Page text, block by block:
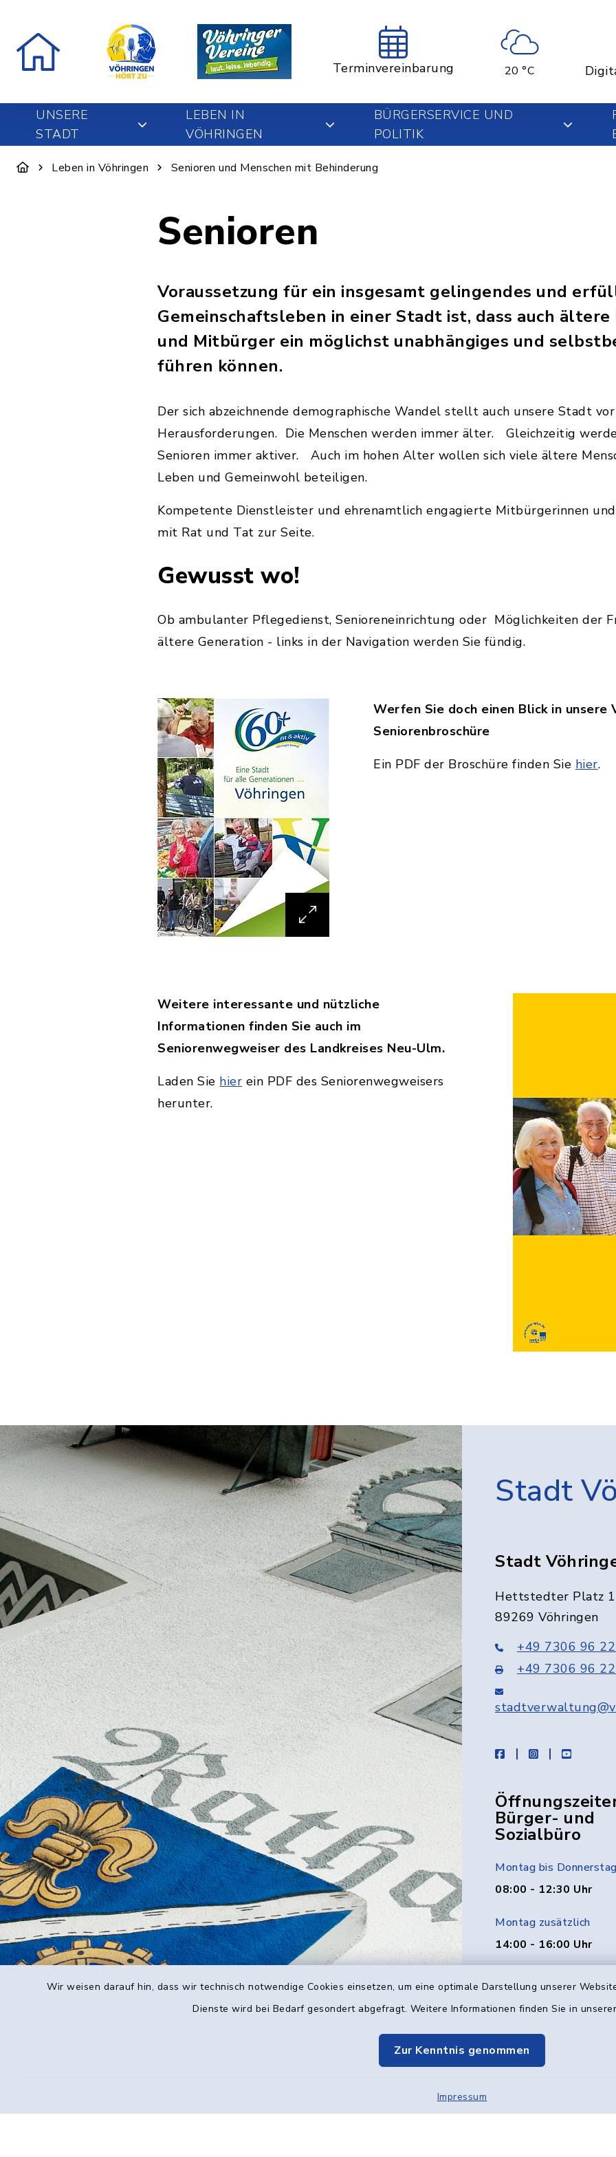
Wir weisen darauf hin, dass wir technisch notwendige Cookies einsetzen, um eine optimale Darstellung unserer
Dienste wird bei Bedarf gesondert abgefragt. Weitere Informationen finden Sie in
Zur Kenntnis genommen
Impressum
Terminvereinbarung 20 °C
UNSERE
STADT
LEBEN IN
VÖHRINGEN
BÜRGERSERVICE UND
POLITIK
Leben in Vöhringen Senioren und Menschen mit Behinderung
Senioren
Voraussetzung für ein insgesamt gelingendes und
Gemeinschaftsleben in einer Stadt ist, dass auch
und Mitbürger ein möglichst unabhängiges und
führen können.
Der sich abzeichnende demographische Wandel stellt auch unsere Stadt
Herausforderungen. Die Menschen werden immer älter. Gleichzeitig
Senioren immer aktiver. Auch im hohen Alter wollen sich viele ältere
Leben und Gemeinwohl beteiligen.
Kompetente Dienstleister und ehrenamtlich engagierte Mitbürgerinnen
mit Rat und Tat zur Seite.
Gewusst wo!
Ob ambulanter Pflegedienst, Senioreneinrichtung oder Möglichkeiten der
ältere Generation - links in der Navigation werden Sie fündig.
Werfen Sie doch einen Blick in unsere
Seniorenbroschüre
Ein PDF der Broschüre finden Sie hier.
Weitere interessante und nützliche
Informationen finden Sie auch im
Seniorenwegweiser des Landkreises Neu-Ulm.
Laden Sie hier ein PDF des Seniorenwegweisers
herunter.
Stadt
Stadt
Hettstedter Platz 1
89269 Vöhringen
+49 7306 96
+49 7306 96
facebookinstagramyoutube
Bürger- und
Sozialbüro
Montag bis Donnerstag
08:00 - 12:30 Uhr
Montag zusätzlich
14:00 - 16:00 Uhr
Freitag
08:00 - 12:00 Uhr